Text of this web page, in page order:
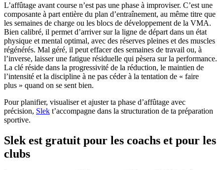
L’affûtage avant course n’est pas une phase à improviser. C’est une
composante à part entière du plan d’entraînement, au même titre que
les semaines de charge ou les blocs de développement de la VMA.
Bien calibré, il permet d’arriver sur la ligne de départ dans un état
physique et mental optimal, avec des réserves pleines et des muscles
régénérés. Mal géré, il peut effacer des semaines de travail ou, à
l’inverse, laisser une fatigue résiduelle qui pèsera sur la performance.
La clé réside dans la progressivité de la réduction, le maintien de
l’intensité et la discipline à ne pas céder à la tentation de « faire
plus » quand on se sent bien.
Pour planifier, visualiser et ajuster ta phase d’affûtage avec
précision, Slek t’accompagne dans la structuration de ta préparation
sportive.
Slek est gratuit pour les coachs et pour les
clubs